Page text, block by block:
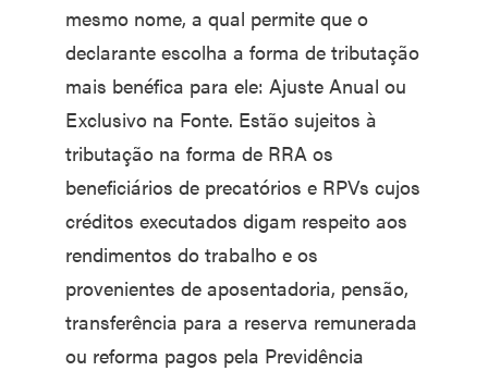
mesmo nome, a qual permite que o
declarante escolha a forma de tributação
mais benéfica para ele: Ajuste Anual ou
Exclusivo na Fonte. Estão sujeitos à
tributação na forma de RRA os
beneficiários de precatórios e RPVs cujos
créditos executados digam respeito aos
rendimentos do trabalho e os
provenientes de aposentadoria, pensão,
transferência para a reserva remunerada
ou reforma pagos pela Previdência